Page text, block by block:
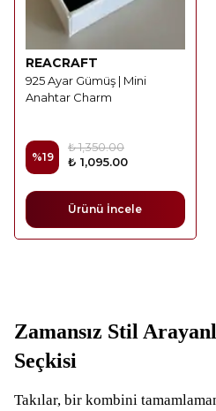
REACRAFT
925 Ayar Gümüş | Mini
Anahtar Charm
%19
₺ 1,350.00
₺ 1,095.00
Ürünü İncele
Zamansız Stil
Seçkisi
Takılar, bir kombini